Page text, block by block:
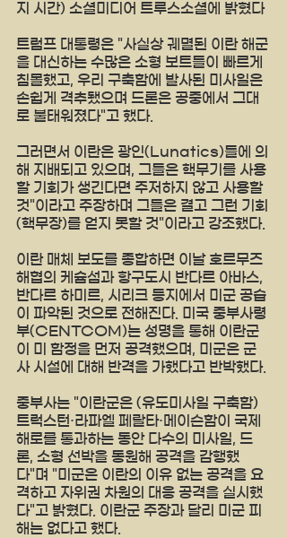
지 시간) 소셜미디어 트루스소셜에 밝혔다
트럼프 대통령은 "사실상 궤멸된 이란 해군
을 대신하는 수많은 소형 보트들이 빠르게
침몰했고, 우리 구축함에 발사된 미사일은
손쉽게 격추됐으며 드론은 공중에서 그대
로 불태워졌다"고 했다.
그러면서 이란은 광인(Lunatics)들에 의
해 지배되고 있으며, 그들은 핵무기를 사용
할 기회가 생긴다면 주저하지 않고 사용할
것"이라고 주장하며 그들은 결고 그런 기회
(핵무장)를 얻지 못할 것"이라고 강조했다.
이란 매체 보도를 종합하면 이날 호르무즈
해협의 케슘섬과 항구도시 반다르 아바스,
반다르 하미르, 시리크 등지에서 미군 공습
이 파악된 것으로 전해진다. 미국 중부사령
부(CENTCOM)는 성명을 통해 이란군
이 미 함정을 먼저 공격했으며, 미군은 군
사 시설에 대해 반격을 가했다고 반박했다.
중부사는 "이란군은 (유도미사일 구축함)
트럭스턴·라파엘 페랄타·메이슨함이 국제
해로를 통과하는 동안 다수의 미사일, 드
론, 소형 선박을 동원해 공격을 감행했
다"며 "미군은 이란의 이유 없는 공격을 요
격하고 자위권 차원의 대응 공격을 실시했
다"고 밝혔다. 이란군 주장과 달리 미군 피
해는 없다고 했다.